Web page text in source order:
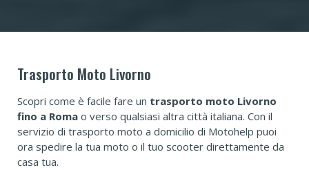
Trasporto Moto Livorno
Scopri come è facile fare un trasporto moto Livorno
fino a Roma o verso qualsiasi altra città italiana. Con il
servizio di trasporto moto a domicilio di Motohelp puoi
ora spedire la tua moto o il tuo scooter direttamente da
casa tua.